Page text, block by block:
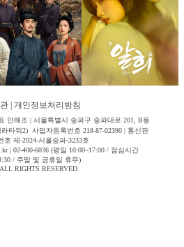
개인정보처리방침
안해조 | 서울특별시 송파구 송파대로 201, B동
타워2) 사업자등록번호 218-87-02390 | 통신판
호 제-2024-서울송파-3233호
| 02-400-6036 (평일 10:00~17:00 / 점심시간
/ 주말 및 공휴일 휴무)
RIGHTS RESERVED